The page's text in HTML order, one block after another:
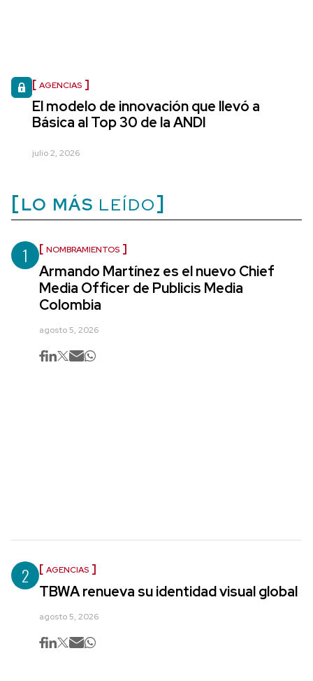
AGENCIAS
El modelo de innovación que llevó a
Básica al Top 30 de la ANDI
julio 2, 2026
LO MÁS LEÍDO
1 NOMBRAMIENTOS
Armando Martínez es el nuevo Chief
Media Officer de Publicis Media
Colombia
agosto 5, 2026
2 AGENCIAS
TBWA renueva su identidad visual global
agosto 5, 2026